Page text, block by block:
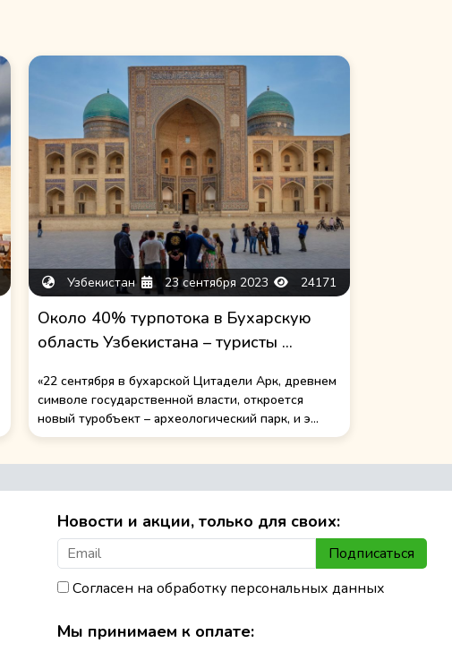
Узбекистан 23 сентября 2023 24171
Около 40% турпотока в Бухарскую
область Узбекистана – туристы ...
«22 сентября в бухарской Цитадели Арк, древнем
символе государственной власти, откроется
новый туробъект – археологический парк, и э...
Новости и акции, только для своих:
Подписаться
Согласен на обработку персональных данных
Мы принимаем к оплате: